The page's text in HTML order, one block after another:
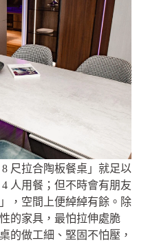
尺拉合陶板餐桌」就足以
人用餐；但不時會有朋友
，空間上便綽綽有餘。除
的家具，最怕拉伸處脆
的做工細、堅固不怕壓，